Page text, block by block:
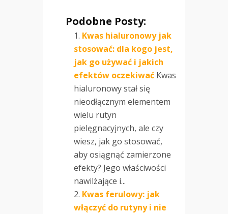
Podobne Posty:
Kwas hialuronowy jak
stosować: dla kogo jest,
jak go używać i jakich
efektów oczekiwać Kwas
hialuronowy stał się
nieodłącznym elementem
wielu rutyn
pielęgnacyjnych, ale czy
wiesz, jak go stosować,
aby osiągnąć zamierzone
efekty? Jego właściwości
nawilżające i...
Kwas ferulowy: jak
włączyć do rutyny i nie